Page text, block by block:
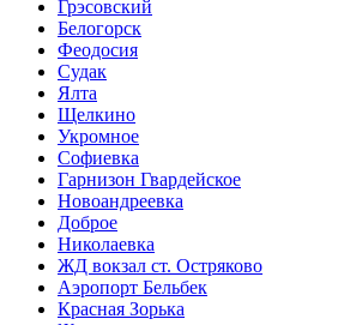
Грэсовский
Белогорск
Феодосия
Судак
Ялта
Щелкино
Укромное
Софиевка
Гарнизон Гвардейское
Новоандреевка
Доброе
Николаевка
ЖД вокзал ст. Остряково
Аэропорт Бельбек
Красная Зорька